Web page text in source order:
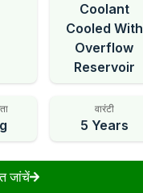
Coolant
Cooled With
Overflow
Reservoir
वारंटी
5 Years
जांचें